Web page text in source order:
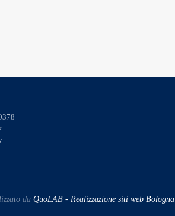
da QuoLAB - Realizzazione siti web Bologna